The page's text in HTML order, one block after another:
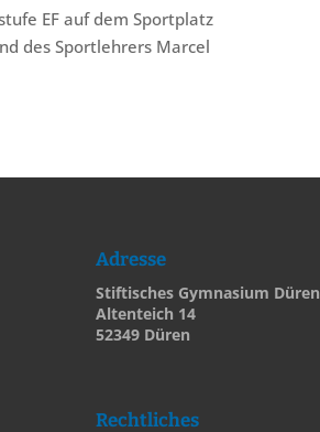
EF auf dem Sportplatz
des Sportlehrers Marcel
Adresse
Stiftisches Gymnasium Düren
Altenteich 14
52349 Düren
Rechtliches